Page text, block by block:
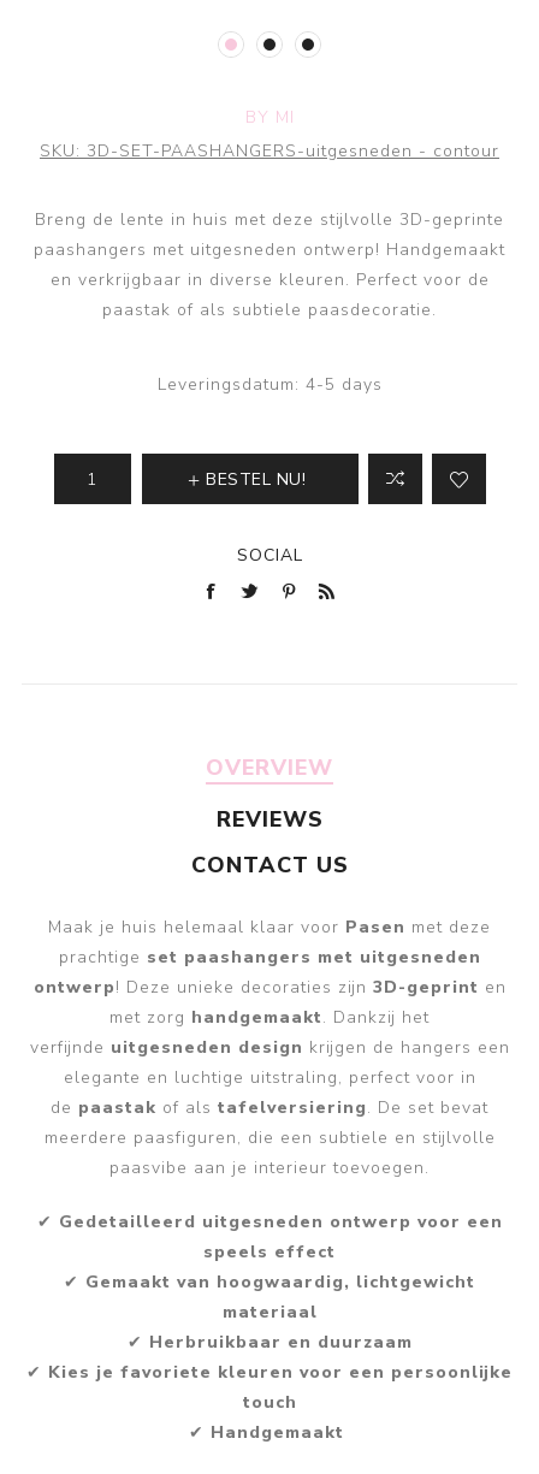
BY MI
SKU: 3D-SET-PAASHANGERS-uitgesneden - contour
Breng de lente in huis met deze stijlvolle 3D-geprinte
paashangers met uitgesneden ontwerp! Handgemaakt
en verkrijgbaar in diverse kleuren. Perfect voor de
paastak of als subtiele paasdecoratie.
Leveringsdatum: 4-5 days
BESTEL NU!
SOCIAL
OVERVIEW
REVIEWS
CONTACT US
Maak je huis helemaal klaar voor Pasen met deze
prachtige set paashangers met uitgesneden
ontwerp! Deze unieke decoraties zijn 3D-geprint en
met zorg handgemaakt. Dankzij het
verfijnde uitgesneden design krijgen de hangers een
elegante en luchtige uitstraling, perfect voor in
de paastak of als tafelversiering. De set bevat
meerdere paasfiguren, die een subtiele en stijlvolle
paasvibe aan je interieur toevoegen.
✔ Gedetailleerd uitgesneden ontwerp voor een
speels effect
✔ Gemaakt van hoogwaardig, lichtgewicht
materiaal
✔ Herbruikbaar en duurzaam
✔ Kies je favoriete kleuren voor een persoonlijke
touch
✔ Handgemaakt